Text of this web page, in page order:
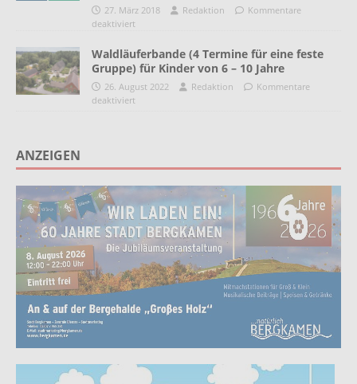
27. März 2018 Redaktion
Kommentare
deaktiviert
Waldläuferbande (4 Termine für eine feste
Gruppe) für Kinder von 6 – 10 Jahre
26. August 2022 Redaktion
Kommentare
deaktiviert
ANZEIGEN